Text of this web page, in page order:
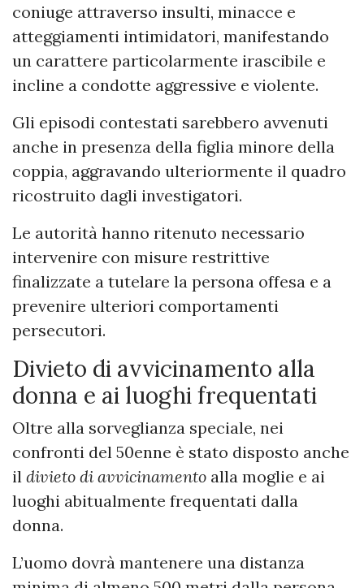
coniuge attraverso insulti, minacce e
atteggiamenti intimidatori, manifestando
un carattere particolarmente irascibile e
incline a condotte aggressive e violente.
Gli episodi contestati sarebbero avvenuti
anche in presenza della figlia minore della
coppia, aggravando ulteriormente il quadro
ricostruito dagli investigatori.
Le autorità hanno ritenuto necessario
intervenire con misure restrittive
finalizzate a tutelare la persona offesa e a
prevenire ulteriori comportamenti
persecutori.
Divieto di avvicinamento alla
donna e ai luoghi frequentati
Oltre alla sorveglianza speciale, nei
confronti del 50enne è stato disposto anche
il divieto di avvicinamento alla moglie e ai
luoghi abitualmente frequentati dalla
donna.
L’uomo dovrà mantenere una distanza